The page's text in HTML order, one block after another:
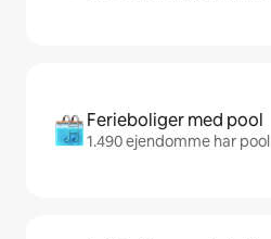
Ferieboliger med pool
1.490 ejendomme har pool